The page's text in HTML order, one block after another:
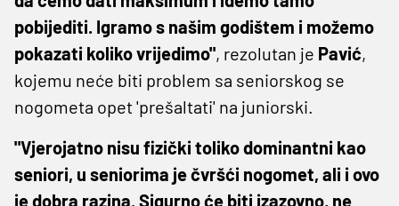
pobijediti. Igramo s našim godištem i možemo
pokazati koliko vrijedimo", rezolutan je Pavić,
kojemu neće biti problem sa seniorskog se
nogometa opet 'prešaltati' na juniorski.
"Vjerojatno nisu fizički toliko dominantni kao
seniori, u seniorima je čvršći nogomet, ali i ovo
je dobra razina. Sigurno će biti izazovno, ne